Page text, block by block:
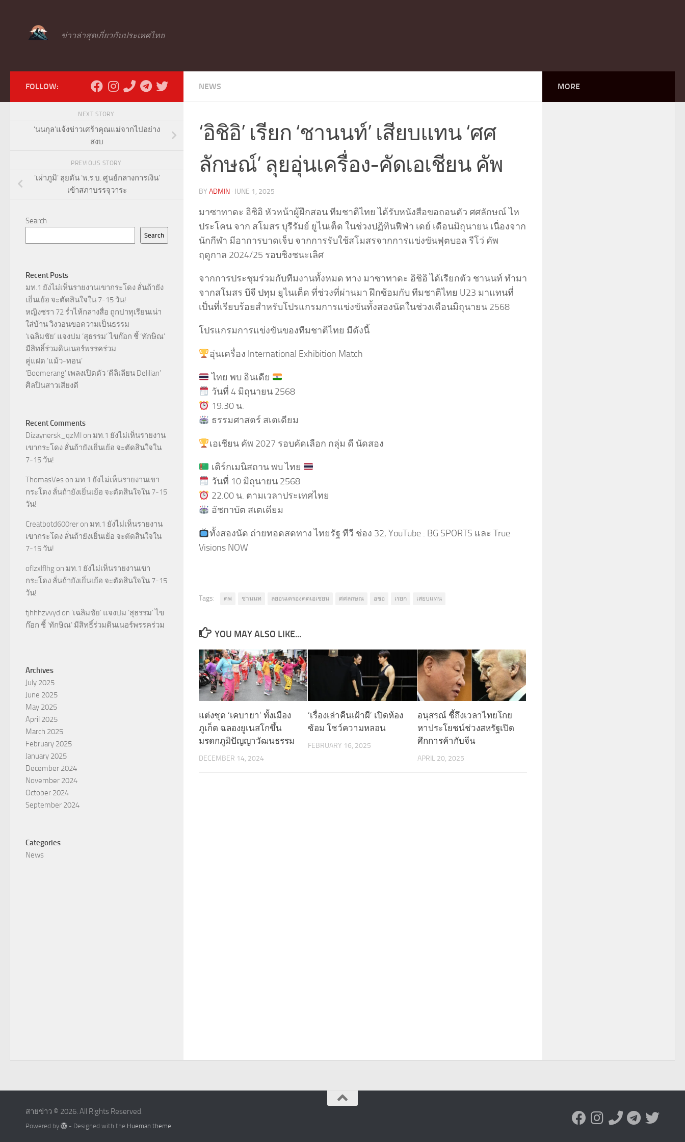
ข่าวล่าสุดเกี่ยวกับประเทศไทย
NEWS
‘อิชิอิ’ เรียก ‘ชานนท์’ เสียบแทน ‘ศศ
ลักษณ์’ ลุยอุ่นเครื่อง-คัดเอเชียน คัพ
BY ADMIN · JUNE 1, 2025
มาซาทาดะ อิชิอิ หัวหน้าผู้ฝึกสอน ทีมชาติไทย ได้รับหนังสือขอถอนตัว ศศลักษณ์ ไห
ประโคน จาก สโมสร บุรีรัมย์ ยูไนเต็ด ในช่วงปฏิทินฟีฟ่า เดย์ เดือนมิถุนายน เนื่องจาก
นักกีฬา มีอาการบาดเจ็บ จากการรับใช้สโมสรจากการแข่งขันฟุตบอล รีโว่ คัพ
ฤดูกาล 2024/25 รอบชิงชนะเลิศ
จากการประชุมร่วมกับทีมงานทั้งหมด ทาง มาซาทาดะ อิชิอิ ได้เรียกตัว ชานนท์ ทำมา
จากสโมสร บีจี ปทุม ยูไนเต็ด ที่ช่วงที่ผ่านมา ฝึกซ้อมกับ ทีมชาติไทย U23 มาแทนที่
เป็นที่เรียบร้อยสำหรับโปรแกรมการแข่งขันทั้งสองนัดในช่วงเดือนมิถุนายน 2568
โปรแกรมการแข่งขันของทีมชาติไทย มีดังนี้
อุ่นเครื่อง International Exhibition Match
ไทย พบ อินเดีย
วันที่ 4 มิถุนายน 2568
19.30 น.
ธรรมศาสตร์ สเตเดียม
เอเชียน คัพ 2027 รอบคัดเลือก กลุ่ม ดี นัดสอง
เติร์กเมนิสถาน พบ ไทย
วันที่ 10 มิถุนายน 2568
22.00 น. ตามเวลาประเทศไทย
อัชกาบัต สเตเดียม
ทั้งสองนัด ถ่ายทอดสดทาง ไทยรัฐ ทีวี ช่อง 32, YouTube : BG SPORTS และ True
Visions NOW
Tags: คพ ชานนท ลยอนเครองคดเอเชยน ศศลกษณ อชอ เรยก เสยบแทน
YOU MAY ALSO LIKE...
แต่งชุด ‘เคบายา’ ทั้งเมือง
ภูเก็ต ฉลองยูเนสโกขึ้น
มรดกภูมิปัญญาวัฒนธรรม
DECEMBER 14, 2024
‘เรื่องเล่าคืนเฝ้าผี’ เปิดห้อง
ซ้อม โชว์ความหลอน
FEBRUARY 16, 2025
อนุสรณ์ ชี้ถึงเวลาไทยโกย
หาประโยชน์ช่วงสหรัฐเปิด
ศึกการค้ากับจีน
APRIL 20, 2025
FOLLOW:
NEXT STORY
‘นนกุล’แจ้งข่าวเศร้าคุณแม่จากไปอย่าง
สงบ
PREVIOUS STORY
‘เผ่าภูมิ’ ลุยดัน ‘พ.ร.บ. ศูนย์กลางการเงิน’
เข้าสภาบรรจุวาระ
Search
Search
Recent Posts
มท.1 ยังไม่เห็นรายงานเขากระโดง ลั่นถ้ายัง
เยิ่นเย้อ จะตัดสินใจใน 7-15 วัน!
หญิงชรา 72 ร่ำไห้กลางสื่อ ถูกปาทุเรียนเน่า
ใส่บ้าน วิงวอนขอความเป็นธรรม
‘เฉลิมชัย’ แจงปม ‘สุธรรม’ ไขก๊อก ชี้ ‘ทักษิณ’
มีสิทธิ์ร่วมดินเนอร์พรรคร่วม
คู่แฝด ‘แม้ว-ทอน’
‘Boomerang’ เพลงเปิดตัว ‘ดีลิเลียน Delilian’
ศิลปินสาวเสียงดี
Recent Comments
Dizaynersk_qzMl on มท.1 ยังไม่เห็นรายงาน
เขากระโดง ลั่นถ้ายังเยิ่นเย้อ จะตัดสินใจใน
7-15 วัน!
ThomasVes on มท.1 ยังไม่เห็นรายงานเขา
กระโดง ลั่นถ้ายังเยิ่นเย้อ จะตัดสินใจใน 7-15
วัน!
Creatbotd600rer on มท.1 ยังไม่เห็นรายงาน
เขากระโดง ลั่นถ้ายังเยิ่นเย้อ จะตัดสินใจใน
7-15 วัน!
oflzxlflhg on มท.1 ยังไม่เห็นรายงานเขา
กระโดง ลั่นถ้ายังเยิ่นเย้อ จะตัดสินใจใน 7-15
วัน!
tjhhhzvvyd on ‘เฉลิมชัย’ แจงปม ‘สุธรรม’ ไข
ก๊อก ชี้ ‘ทักษิณ’ มีสิทธิ์ร่วมดินเนอร์พรรคร่วม
Archives
July 2025
June 2025
May 2025
April 2025
March 2025
February 2025
January 2025
December 2024
November 2024
October 2024
September 2024
Categories
News
MORE
สายข่าว © 2026. All Rights Reserved.
Powered by - Designed with the Hueman theme